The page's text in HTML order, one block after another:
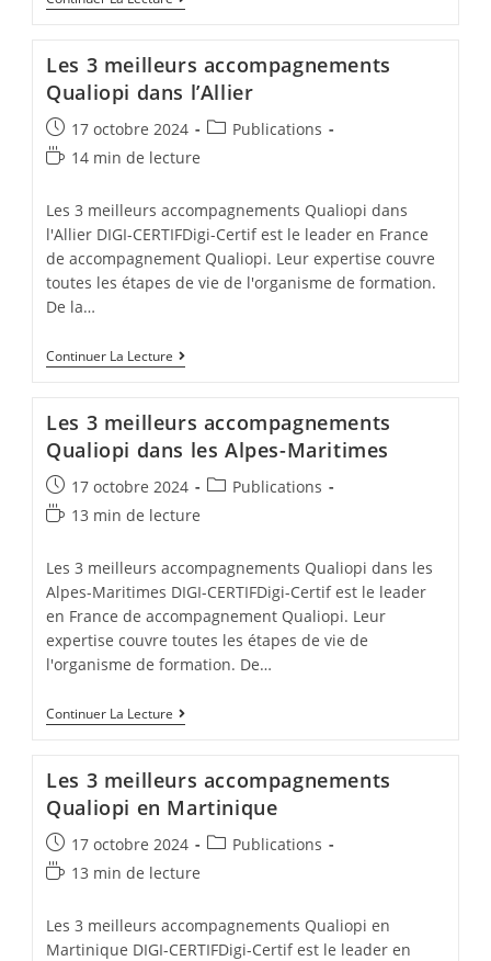
3
Qualiopi
Dans
L’Aube
Les 3 meilleurs accompagnements
Qualiopi dans l’Allier
Post
published:
17 octobre 2024
PostPublications
Temps
lecture :
14 min de lecture
Les 3 meilleurs accompagnements Qualiopi dans
l'Allier DIGI-CERTIFDigi-Certif est le leader en France
de accompagnement Qualiopi. Leur expertise couvre
toutes les étapes de vie de l'organisme de formation.
De la…
Continuer La Lecture Les
3
Qualiopi
Dans
L’Allier
Les 3 meilleurs accompagnements
Qualiopi dans les Alpes-Maritimes
Post
published:
17 octobre 2024
PostPublications
Temps
lecture :
13 min de lecture
Les 3 meilleurs accompagnements Qualiopi dans les
Alpes-Maritimes DIGI-CERTIFDigi-Certif est le leader
en France de accompagnement Qualiopi. Leur
expertise couvre toutes les étapes de vie de
l'organisme de formation. De…
Continuer La Lecture Les
3
Qualiopi
Dans
Les
Alpes-
Maritimes
Les 3 meilleurs accompagnements
Qualiopi en Martinique
Post
published:
17 octobre 2024
PostPublications
Temps
lecture :
13 min de lecture
Les 3 meilleurs accompagnements Qualiopi en
Martinique DIGI-CERTIFDigi-Certif est le leader en